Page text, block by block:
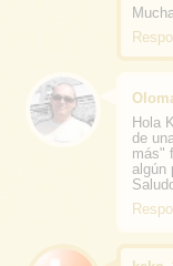
Hola
de
más"
algún